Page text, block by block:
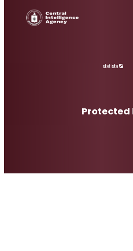
Protected